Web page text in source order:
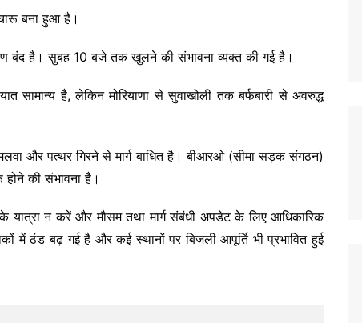
बना हुआ है।
बंद है। सुबह 10 बजे तक खुलने की संभावना व्यक्त की गई है।
सामान्य है, लेकिन मोरियाणा से सुवाखोली तक बर्फबारी से अवरुद्ध
मलवा और पत्थर गिरने से मार्ग बाधित है। बीआरओ (सीमा सड़क संगठन)
होने की संभावना है।
यात्रा न करें और मौसम तथा मार्ग संबंधी अपडेट के लिए आधिकारिक
में ठंड बढ़ गई है और कई स्थानों पर बिजली आपूर्ति भी प्रभावित हुई